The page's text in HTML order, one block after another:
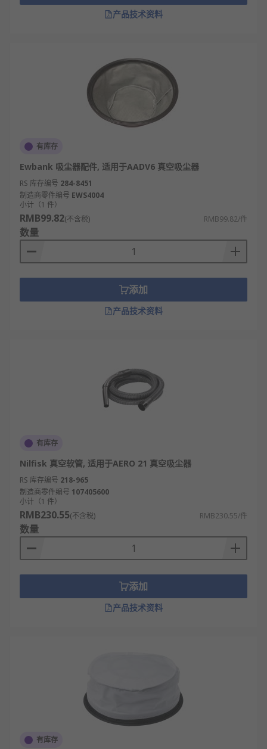
产品技术资料
有库存
Ewbank 吸尘器配件, 适用于AADV6 真空吸尘器
RS 库存编号 284-8451
制造商零件编号 EWS4004
小计（1 件）
RMB99.82(不含税) RMB99.82/件
数量
添加
产品技术资料
有库存
Nilfisk 真空软管, 适用于AERO 21 真空吸尘器
RS 库存编号 218-965
制造商零件编号 107405600
小计（1 件）
RMB230.55(不含税) RMB230.55/件
数量
添加
产品技术资料
有库存